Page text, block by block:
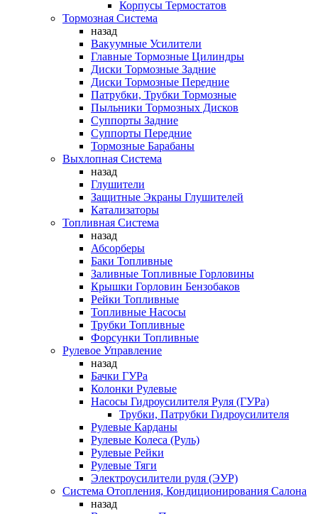
Корпусы Термостатов
Тормозная Система
назад
Вакуумные Усилители
Главные Тормозные Цилиндры
Диски Тормозные Задние
Диски Тормозные Передние
Патрубки, Трубки Тормозные
Пыльники Тормозных Дисков
Суппорты Задние
Суппорты Передние
Тормозные Барабаны
Выхлопная Система
назад
Глушители
Защитные Экраны Глушителей
Катализаторы
Топливная Система
назад
Абсорберы
Баки Топливные
Заливные Топливные Горловины
Крышки Горловин Бензобаков
Рейки Топливные
Топливные Насосы
Трубки Топливные
Форсунки Топливные
Рулевое Управление
назад
Бачки ГУРа
Колонки Рулевые
Насосы Гидроусилителя Руля (ГУРа)
Трубки, Патрубки Гидроусилителя
Рулевые Карданы
Рулевые Колеса (Руль)
Рулевые Рейки
Рулевые Тяги
Электроусилители руля (ЭУР)
Система Отопления, Кондиционирования Салона
назад